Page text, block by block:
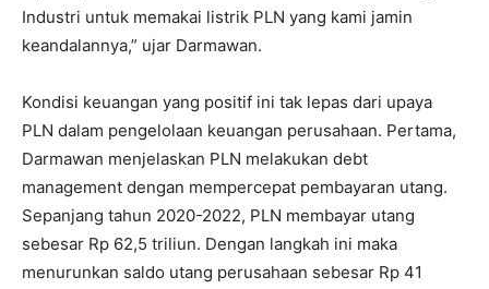
Industri untuk memakai listrik PLN yang kami jamin
keandalannya,” ujar Darmawan.
Kondisi keuangan yang positif ini tak lepas dari upaya
PLN dalam pengelolaan keuangan perusahaan. Pertama,
Darmawan menjelaskan PLN melakukan debt
management dengan mempercepat pembayaran utang.
Sepanjang tahun 2020-2022, PLN membayar utang
sebesar Rp 62,5 triliun. Dengan langkah ini maka
menurunkan saldo utang perusahaan sebesar Rp 41